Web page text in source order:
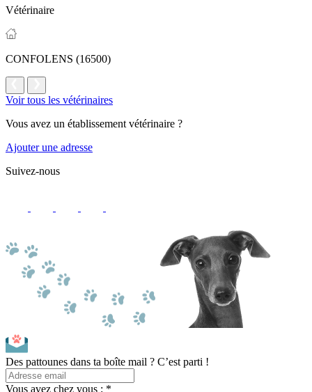
Vétérinaire
CONFOLENS (16500)
Voir tous les vétérinaires
Vous avez un établissement vétérinaire ?
Ajouter une adresse
Suivez-nous
Des pattounes dans ta boîte mail ? C’est parti !
Vous avez chez vous : *